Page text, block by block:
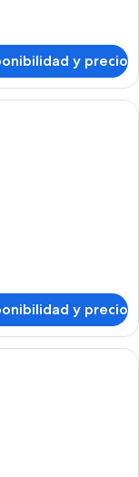
y precio
de hotel moderna
y precio
de alta calidad y